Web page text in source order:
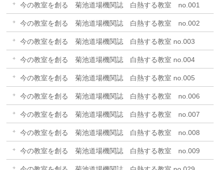
今の教室を創る 菊池道場機関誌 白熱する教室 no.001
今の教室を創る 菊池道場機関誌 白熱する教室 no.002
今の教室を創る 菊池道場機関誌 白熱する教室 no.003
今の教室を創る 菊池道場機関誌 白熱する教室 no.004
今の教室を創る 菊池道場機関誌 白熱する教室 no.005
今の教室を創る 菊池道場機関誌 白熱する教室 no.006
今の教室を創る 菊池道場機関誌 白熱する教室 no.007
今の教室を創る 菊池道場機関誌 白熱する教室 no.008
今の教室を創る 菊池道場機関誌 白熱する教室 no.009